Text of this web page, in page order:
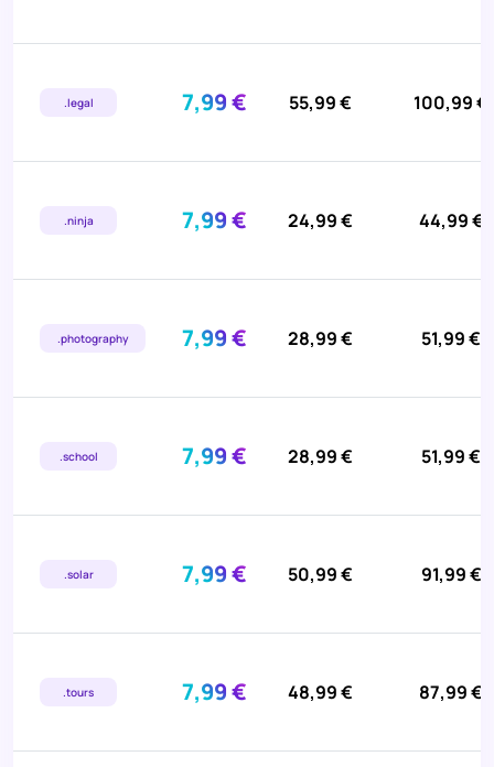
.legal 7,99 € 55,99 € 100,99 €
.ninja 7,99 € 24,99 € 44,99 €
.photography 7,99 € 28,99 € 51,99 €
.school 7,99 € 28,99 € 51,99 €
.solar 7,99 € 50,99 € 91,99 €
.tours 7,99 € 48,99 € 87,99 €